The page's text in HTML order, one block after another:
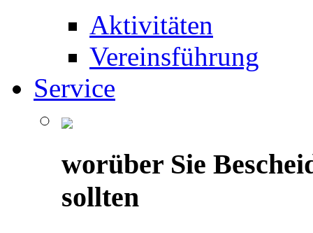
Aktivitäten
Vereinsführung
Service
worüber Sie
sollten